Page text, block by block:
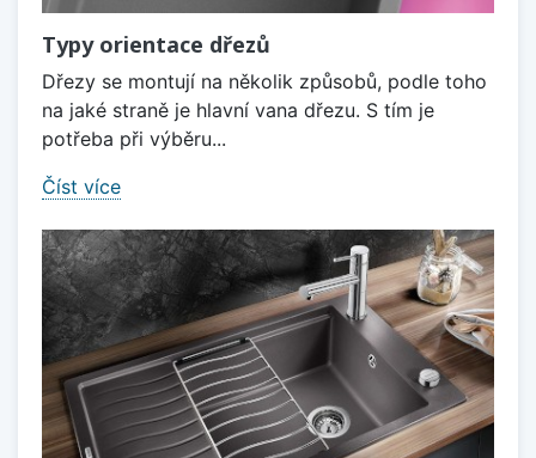
Typy orientace dřezů
Dřezy se montují na několik způsobů, podle toho
na jaké straně je hlavní vana dřezu. S tím je
potřeba při výběru...
Číst více